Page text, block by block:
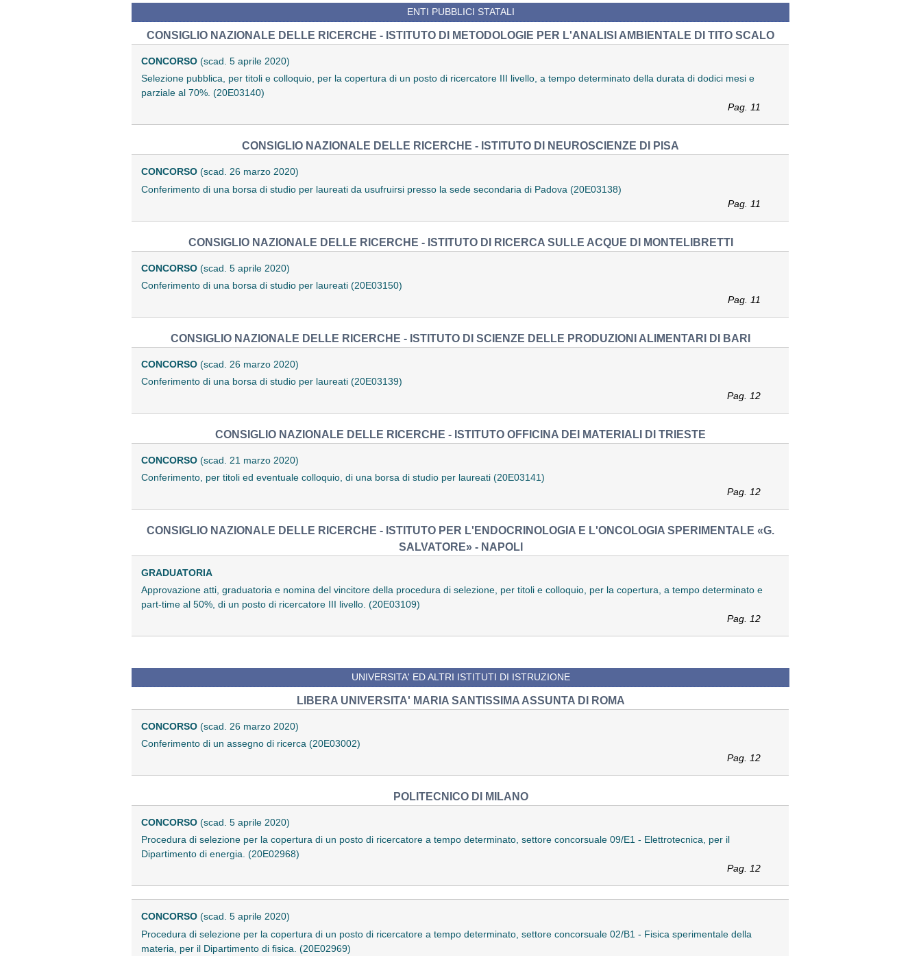
ENTI PUBBLICI STATALI
CONSIGLIO NAZIONALE DELLE RICERCHE - ISTITUTO DI METODOLOGIE PER L'ANALISI AMBIENTALE DI TITO SCALO
CONCORSO (scad. 5 aprile 2020)
Selezione pubblica, per titoli e colloquio, per la copertura di un posto di ricercatore III livello, a tempo determinato della durata di dodici mesi e
parziale al 70%. (20E03140)
Pag. 11
CONSIGLIO NAZIONALE DELLE RICERCHE - ISTITUTO DI NEUROSCIENZE DI PISA
CONCORSO (scad. 26 marzo 2020)
Conferimento di una borsa di studio per laureati da usufruirsi presso la sede secondaria di Padova (20E03138)
Pag. 11
CONSIGLIO NAZIONALE DELLE RICERCHE - ISTITUTO DI RICERCA SULLE ACQUE DI MONTELIBRETTI
CONCORSO (scad. 5 aprile 2020)
Conferimento di una borsa di studio per laureati (20E03150)
Pag. 11
CONSIGLIO NAZIONALE DELLE RICERCHE - ISTITUTO DI SCIENZE DELLE PRODUZIONI ALIMENTARI DI BARI
CONCORSO (scad. 26 marzo 2020)
Conferimento di una borsa di studio per laureati (20E03139)
Pag. 12
CONSIGLIO NAZIONALE DELLE RICERCHE - ISTITUTO OFFICINA DEI MATERIALI DI TRIESTE
CONCORSO (scad. 21 marzo 2020)
Conferimento, per titoli ed eventuale colloquio, di una borsa di studio per laureati (20E03141)
Pag. 12
CONSIGLIO NAZIONALE DELLE RICERCHE - ISTITUTO PER L'ENDOCRINOLOGIA E L'ONCOLOGIA SPERIMENTALE «G.
SALVATORE» - NAPOLI
GRADUATORIA
Approvazione atti, graduatoria e nomina del vincitore della procedura di selezione, per titoli e colloquio, per la copertura, a tempo determinato e
part-time al 50%, di un posto di ricercatore III livello. (20E03109)
Pag. 12
UNIVERSITA' ED ALTRI ISTITUTI DI ISTRUZIONE
LIBERA UNIVERSITA' MARIA SANTISSIMA ASSUNTA DI ROMA
CONCORSO (scad. 26 marzo 2020)
Conferimento di un assegno di ricerca (20E03002)
Pag. 12
POLITECNICO DI MILANO
CONCORSO (scad. 5 aprile 2020)
Procedura di selezione per la copertura di un posto di ricercatore a tempo determinato, settore concorsuale 09/E1 - Elettrotecnica, per il
Dipartimento di energia. (20E02968)
Pag. 12
CONCORSO (scad. 5 aprile 2020)
Procedura di selezione per la copertura di un posto di ricercatore a tempo determinato, settore concorsuale 02/B1 - Fisica sperimentale della
materia, per il Dipartimento di fisica. (20E02969)